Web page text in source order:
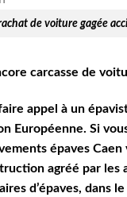
de voiture gagée
carcasse de
appel à un
Européenne. Si
épaves
agréé par
d’épaves, dans